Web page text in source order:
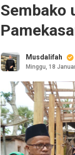
Sembako
Musdalifah
Minggu, 18